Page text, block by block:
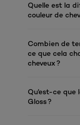
Quelle est la
couleur de
Combien de
ce que cela
cheveux ?
Qu'est-ce que
Gloss ?